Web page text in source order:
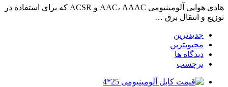
هادی هوایی آلومینیومی AAC، AAAC و ACSR که برای استفاده در
توزیع و انتقال برق …
جدیدترین
محبوبترین
دیدگاه ها
برچسب